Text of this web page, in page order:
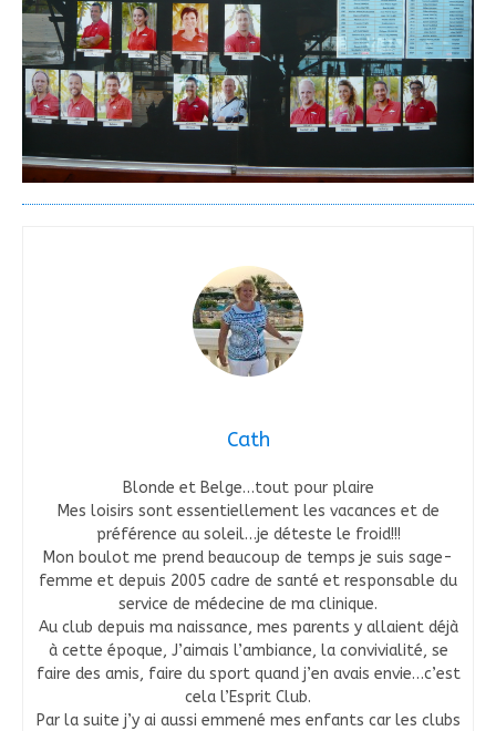
Cath
Blonde et Belge…tout pour plaire
Mes loisirs sont essentiellement les vacances et de
préférence au soleil…je déteste le froid!!!
Mon boulot me prend beaucoup de temps je suis sage-
femme et depuis 2005 cadre de santé et responsable du
service de médecine de ma clinique.
Au club depuis ma naissance, mes parents y allaient déjà
à cette époque, J’aimais l’ambiance, la convivialité, se
faire des amis, faire du sport quand j’en avais envie…c’est
cela l’Esprit Club.
Par la suite j’y ai aussi emmené mes enfants car les clubs